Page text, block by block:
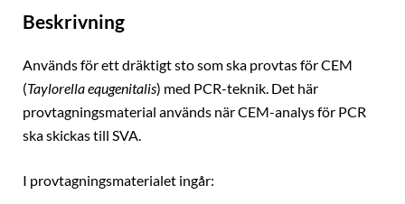
Beskrivning
Används för ett dräktigt sto som ska provtas för CEM
(Taylorella equgenitalis) med PCR-teknik. Det här
provtagningsmaterial används när CEM-analys för PCR
ska skickas till SVA.
I provtagningsmaterialet ingår: